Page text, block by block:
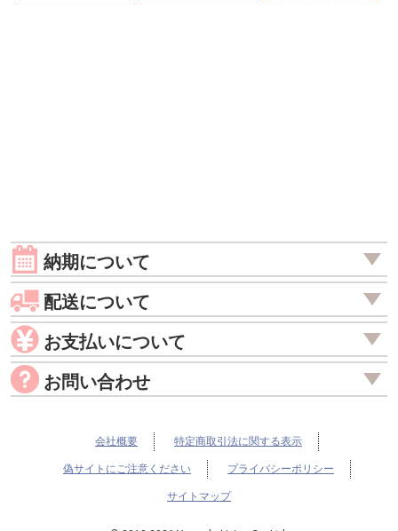
納期について
配送について
お支払いについて
お問い合わせ
会社概要 特定商取引法に関する表示
偽サイトにご注意ください プライバシーポリシー
サイトマップ